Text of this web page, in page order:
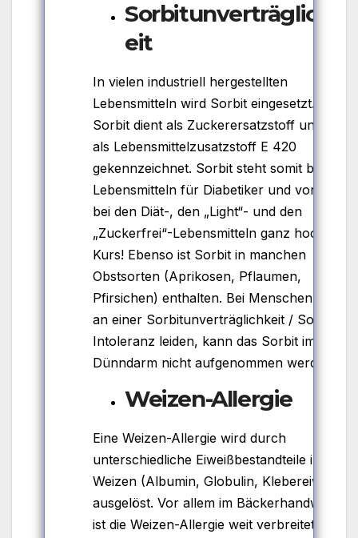
Sorbitunverträglichk
eit
In vielen industriell hergestellten
Lebensmitteln wird Sorbit eingesetzt.
Sorbit dient als Zuckerersatzstoff und ist
als Lebensmittelzusatzstoff E 420
gekennzeichnet. Sorbit steht somit bei
Lebensmitteln für Diabetiker und vor allem
bei den Diät-, den „Light“- und den
„Zuckerfrei“-Lebensmitteln ganz hoch im
Kurs! Ebenso ist Sorbit in manchen
Obstsorten (Aprikosen, Pflaumen,
Pfirsichen) enthalten. Bei Menschen, die
an einer Sorbitunverträglichkeit / Sorbit-
Intoleranz leiden, kann das Sorbit im
Dünndarm nicht aufgenommen werden.
Weizen-Allergie
Eine Weizen-Allergie wird durch
unterschiedliche Eiweißbestandteile im
Weizen (Albumin, Globulin, Klebereiweiß)
ausgelöst. Vor allem im Bäckerhandwerk
ist die Weizen-Allergie weit verbreitet, denn